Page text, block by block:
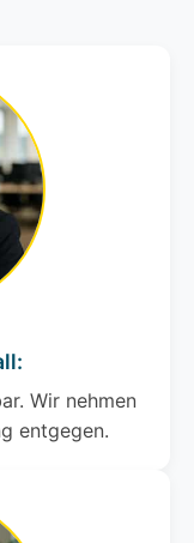
Wir nehmen
entgegen.